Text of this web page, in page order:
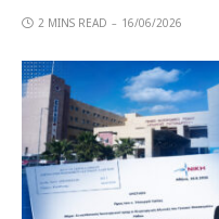
2 MINS READ 16/06/2026